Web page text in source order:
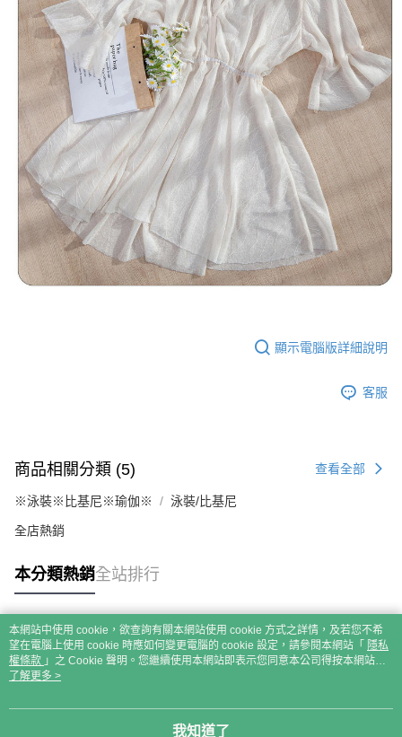
顯示電腦版詳細說明
客服
商品相關分類 (5) 查看全部
※泳裝※比基尼※瑜伽※ 泳裝/比基尼
全店熱銷
本分類熱銷全站排行
熱門標籤
本網站中使用 cookie，欲查詢有關本網站使用 cookie 方式之詳情，及若您不希
望在電腦上使用 cookie 時應如何變更電腦的 cookie 設定，請參閱本網站「 隱私
權條款 」之 Cookie 聲明。您繼續使用本網站即表示您同意本公司得按本網站使
用條款之 Cookie 聲明使用 cookie。
了解更多 >
我知道了